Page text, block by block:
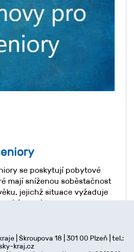
se poskytují pobytové
mají sníženou soběstačnost
jejichž situace vyžaduje
fyzické osoby.
kraji
| Škroupova 18 | 301 00 Plzeň | tel.:
kraj.cz